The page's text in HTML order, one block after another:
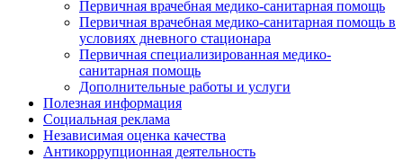
Первичная врачебная медико-санитарная помощь
Первичная врачебная медико-санитарная помощь в
условиях дневного стационара
Первичная специализированная медико-
санитарная помощь
Дополнительные работы и услуги
Полезная информация
Социальная реклама
Независимая оценка качества
Антикоррупционная деятельность